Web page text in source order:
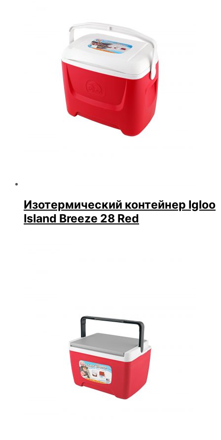
Изотермический контейнер Igloo
Island Breeze 28 Red